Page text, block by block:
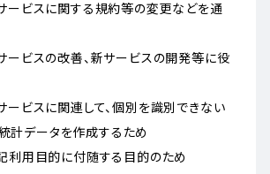
サービスに関する規約等の変更などを通
サービスの改善、新サービスの開発等に役
サービスに関連して、個別を識別できない
計データを作成するため
記利用目的に付随する目的のため